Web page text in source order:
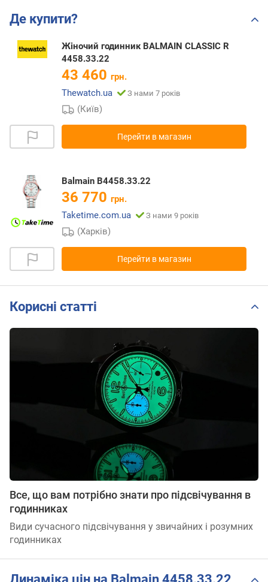
Де купити?
Жіночий годинник BALMAIN CLASSIC R
4458.33.22
43 460 грн.
Thewatch.ua
З нами 7 років
(Київ)
Перейти в магазин
Balmain B4458.33.22
36 770 грн.
Taketime.com.ua
З нами 9 років
(Харків)
Перейти в магазин
Корисні статті
Все, що вам потрібно знати про підсвічування в
годинниках
Види сучасного підсвічування у звичайних і розумних
годинниках